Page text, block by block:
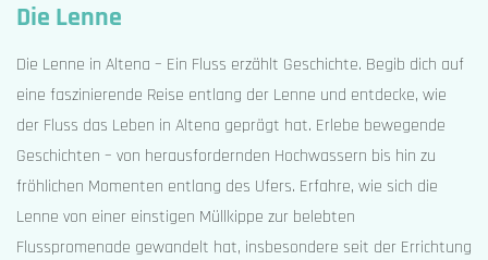
Die Lenne
Die Lenne in Altena – Ein Fluss erzählt Geschichte. Begib dich auf
eine faszinierende Reise entlang der Lenne und entdecke, wie
der Fluss das Leben in Altena geprägt hat. Erlebe bewegende
Geschichten – von herausfordernden Hochwassern bis hin zu
fröhlichen Momenten entlang des Ufers. Erfahre, wie sich die
Lenne von einer einstigen Müllkippe zur belebten
Flusspromenade gewandelt hat, insbesondere seit der Errichtung